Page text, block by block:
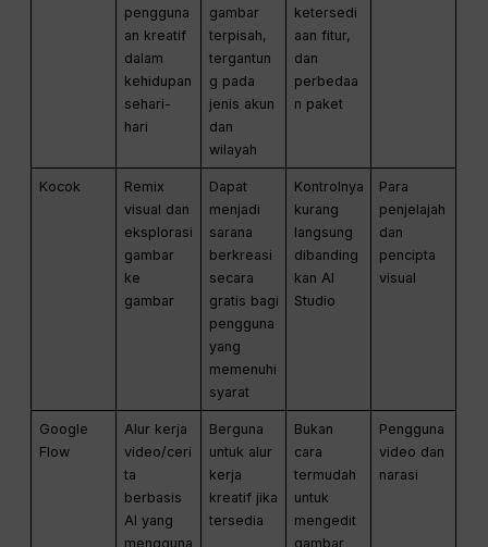
pengguna
an kreatif
dalam
kehidupan
sehari-
hari
gambar
terpisah,
tergantun
g pada
jenis akun
dan
wilayah
ketersedi
aan fitur,
dan
perbedaa
n paket
Kocok
Remix
visual dan
eksplorasi
gambar
ke
gambar
Dapat
menjadi
sarana
berkreasi
secara
gratis bagi
pengguna
yang
memenuhi
syarat
Kontrolnya
kurang
langsung
dibanding
kan AI
Studio
Para
penjelajah
dan
pencipta
visual
Google
Flow
Alur kerja
video/ceri
ta
berbasis
AI yang
mengguna
Berguna
untuk alur
kerja
kreatif jika
tersedia
Bukan
cara
termudah
untuk
mengedit
gambar
Pengguna
video dan
narasi